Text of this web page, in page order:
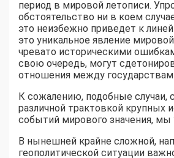
период в мировой летописи.
обстоятельство ни в коем
это неизбежно приведет к
это уникальное явление
чревато историческими
свою очередь, могут
отношения между
К сожалению, подобные случаи,
различной трактовкой крупных
событий мирового значения,
В нынешней крайне сложной,
геополитической ситуации